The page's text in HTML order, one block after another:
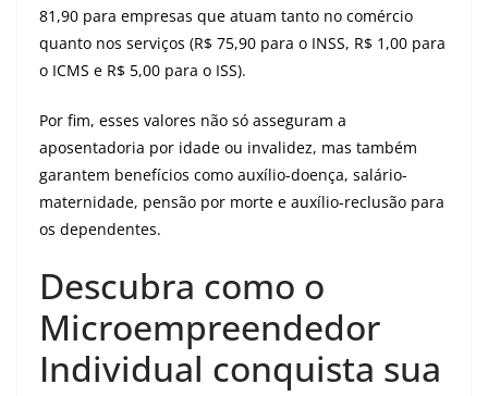
81,90 para empresas que atuam tanto no comércio
quanto nos serviços (R$ 75,90 para o INSS, R$ 1,00 para
o ICMS e R$ 5,00 para o ISS).
Por fim, esses valores não só asseguram a
aposentadoria por idade ou invalidez, mas também
garantem benefícios como auxílio-doença, salário-
maternidade, pensão por morte e auxílio-reclusão para
os dependentes.
Descubra como o
Microempreendedor
Individual conquista sua